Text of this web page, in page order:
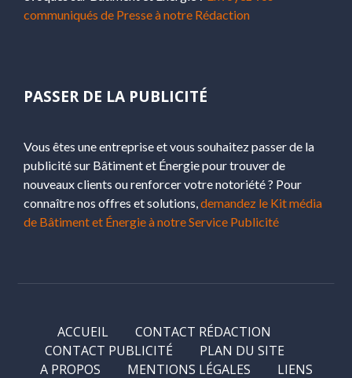
communiqués de Presse à notre Rédaction
PASSER DE LA PUBLICITÉ
Vous êtes une entreprise et vous souhaitez passer de la
publicité sur Bâtiment et Énergie pour trouver de
nouveaux clients ou renforcer votre notoriété ? Pour
connaître nos offres et solutions,demandez le Kit média
de Bâtiment et Énergie à notre Service Publicité
ACCUEIL
CONTACT RÉDACTION
CONTACT PUBLICITÉ
PLAN DU SITE
A PROPOS
MENTIONS LÉGALES LIENS